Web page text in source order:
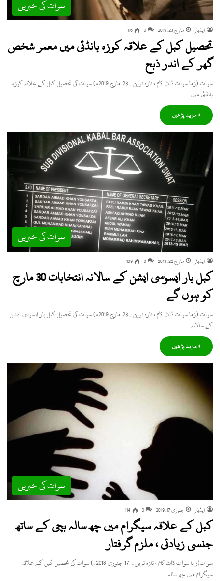
سوات کی خبریں
ایڈیٹر مارچ 23, 2019 0
116
تحصیل کبل کے علاقہ کوزہ بانڈئی میں معمر شخص
گھر کے اندر ذبح
سوات (زما سوات ڈاٹ کام ، تازہ ترین۔ 23 مارچ 2019ء) سوات کی تحصیل کبل کے علاقہ کوزہ
بانڈئی میں…
» مزید پڑھیں
سوات کی خبریں
ایڈیٹر مارچ 22, 2019 0
109
کبل بار ایسوسی ایشن کے سالانہ انتخابات 30 مارچ
کو ہوں گے
سوات (زما سوات ڈاٹ کام ، تازہ ترین۔ 23 مارچ 2019ء) سوات کی تحصیل کبل بار ایسوسی ایشن
کے سالانہ…
» مزید پڑھیں
سوات کی خبریں
ایڈیٹر جنوری 17, 2019 0
114
کبل کے علاقہ سیگرام میں چھ سالہ بچی کے ساتھ
جنسی زیادتی ، ملزم گرفتار
سوات(زما سوات ڈاٹ کام ، تازہ ترین۔ 17 جنوری 2018ء) سوات کی تحصیل کبل کے علاقہ
سیگرام میں چھ سالہ…